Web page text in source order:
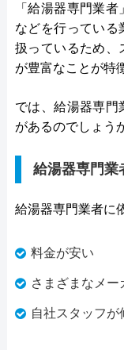
「給湯器専門業
などを行っている
扱っているため、
が豊富なことが特
では、給湯器専門
があるのでしょう
給湯器専門業
給湯器専門業者に
料金が安い
さまざまなメー
自社スタッフが